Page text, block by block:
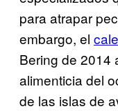
para atrapar
embargo, el
Bering de 2014
alimenticia del
de las islas de